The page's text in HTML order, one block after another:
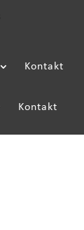
Kontakt
Kontakt